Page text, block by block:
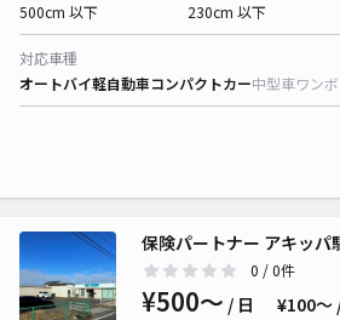
500cm 以下
230cm 以下
対応車種
オートバイ軽自動車コンパクトカー中型車ワン
保険パートナー アキッパ
0 / 0件
¥500〜 / 日 ¥100〜